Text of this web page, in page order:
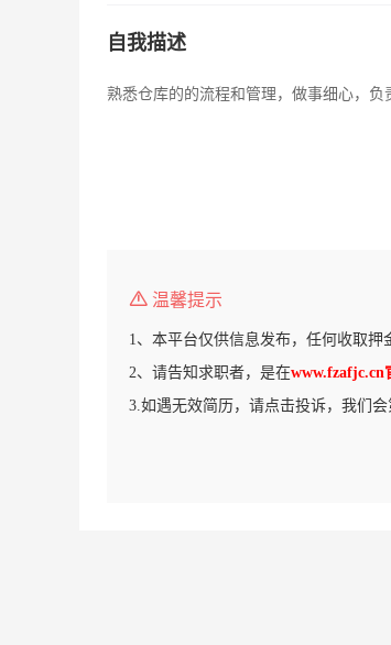
自我描述
熟悉仓库的的流程和管理，做事细心，
温馨提示
1、本平台仅供信息发布，任何收取押
2、请告知求职者，是在www.fzafjc.cn
3.如遇无效简历，请点击投诉，我们会